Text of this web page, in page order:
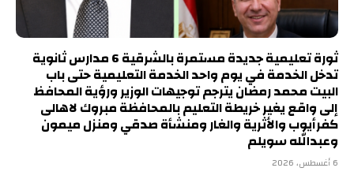
ثورة تعليمية جديدة مستمرة بالشرقية 6 مدارس ثانوية
تدخل الخدمة في يوم واحد الخدمة التعليمية حتى باب
البيت محمد رمضان يترجم توجيهات الوزير ورؤية المحافظ
إلى واقع يغير خريطة التعليم بالمحافظة مبروك لاهالى
كفرأيوب والأثرية والغار ومنشأة صدقي ومنزل ميمون
وعبدالله سويلم
6 أغسطس، 2026